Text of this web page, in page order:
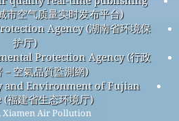
市空气质量实时发布平台)
Agency (湖南省环境保
护厅)
Protection Agency (行政
－空氣品質監測網)
and Environment of Fujian
(福建省生态环境厅)
Xiamen Air Pollution